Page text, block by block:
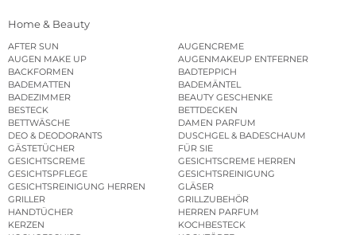
Home & Beauty
AFTER SUN
AUGENCREME
AUGEN MAKE UP
AUGENMAKEUP ENTFERNER
BACKFORMEN
BADTEPPICH
BADEMATTEN
BADEMÄNTEL
BADEZIMMER
BEAUTY GESCHENKE
BESTECK
BETTDECKEN
BETTWÄSCHE
DAMEN PARFUM
DEO & DEODORANTS
DUSCHGEL & BADESCHAUM
GÄSTETÜCHER
FÜR SIE
GESICHTSCREME
GESICHTSCREME HERREN
GESICHTSPFLEGE
GESICHTSREINIGUNG
GESICHTSREINIGUNG HERREN
GLÄSER
GRILLER
GRILLZUBEHÖR
HANDTÜCHER
HERREN PARFUM
KERZEN
KOCHBESTECK